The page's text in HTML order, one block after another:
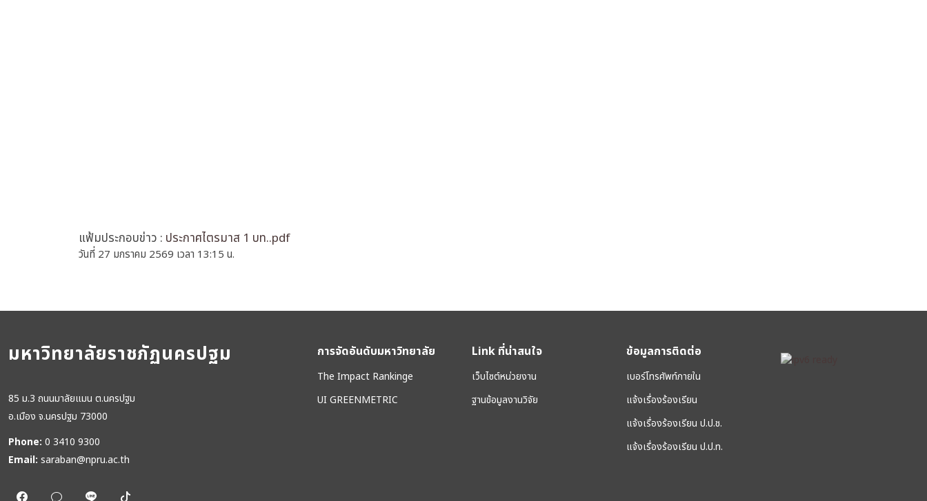
แฟ้มประกอบข่าว : ประกาศไตรมาส 1 บท..pdf
วันที่ 27 มกราคม 2569 เวลา 13:15 น.
มหาวิทยาลัยราชภัฏนครปฐม
85 ม.3 ถนนมาลัยแมน ต.นครปฐม
อ.เมือง จ.นครปฐม 73000
Phone: 0 3410 9300
Email: saraban@npru.ac.th
การจัดอันดับมหาวิทยาลัย
The Impact Rankinge
UI GREENMETRIC
Link ที่น่าสนใจ
เว็บไซต์หน่วยงาน
ฐานข้อมูลงานวิจัย
ข้อมูลการติดต่อ
เบอร์โทรศัพท์ภายใน
แจ้งเรื่องร้องเรียน
แจ้งเรื่องร้องเรียน ป.ป.ช.
แจ้งเรื่องร้องเรียน ป.ป.ท.